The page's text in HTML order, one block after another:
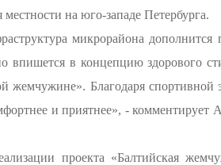
на юго-западе Петербурга.
микрорайона
впишется в концепцию здорового
жемчужине». Благодаря спортивной
и приятнее», -
проекта «Балтийская